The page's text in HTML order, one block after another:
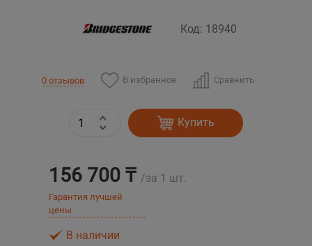
Код: 18940
0 отзывов В избранное Сравнить
Купить
156 700 ₸ /за 1 шт.
Гарантия лучшей
цены
В наличии
Усть-Каменогорск
Бишкек